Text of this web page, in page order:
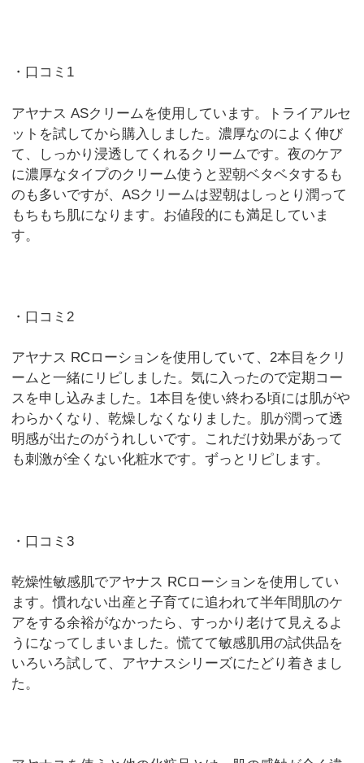
・口コミ1
アヤナス ASクリームを使用しています。トライアルセ
ットを試してから購入しました。濃厚なのによく伸び
て、しっかり浸透してくれるクリームです。夜のケア
に濃厚なタイプのクリーム使うと翌朝ベタベタするも
のも多いですが、ASクリームは翌朝はしっとり潤って
もちもち肌になります。お値段的にも満足していま
す。
・口コミ2
アヤナス RCローションを使用していて、2本目をクリ
ームと一緒にリピしました。気に入ったので定期コー
スを申し込みました。1本目を使い終わる頃には肌がや
わらかくなり、乾燥しなくなりました。肌が潤って透
明感が出たのがうれしいです。これだけ効果があって
も刺激が全くない化粧水です。ずっとリピします。
・口コミ3
乾燥性敏感肌でアヤナス RCローションを使用してい
ます。慣れない出産と子育てに追われて半年間肌のケ
アをする余裕がなかったら、すっかり老けて見えるよ
うになってしまいました。慌てて敏感肌用の試供品を
いろいろ試して、アヤナスシリーズにたどり着きまし
た。